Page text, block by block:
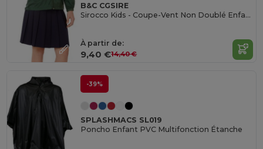
B&C CGSIRE
Sirocco Kids - Coupe-Vent Non Doublé Enfant
À partir de:
9,40 €14,40 €
-39%
SPLASHMACS SL019
Poncho Enfant PVC Multifonction Étanche